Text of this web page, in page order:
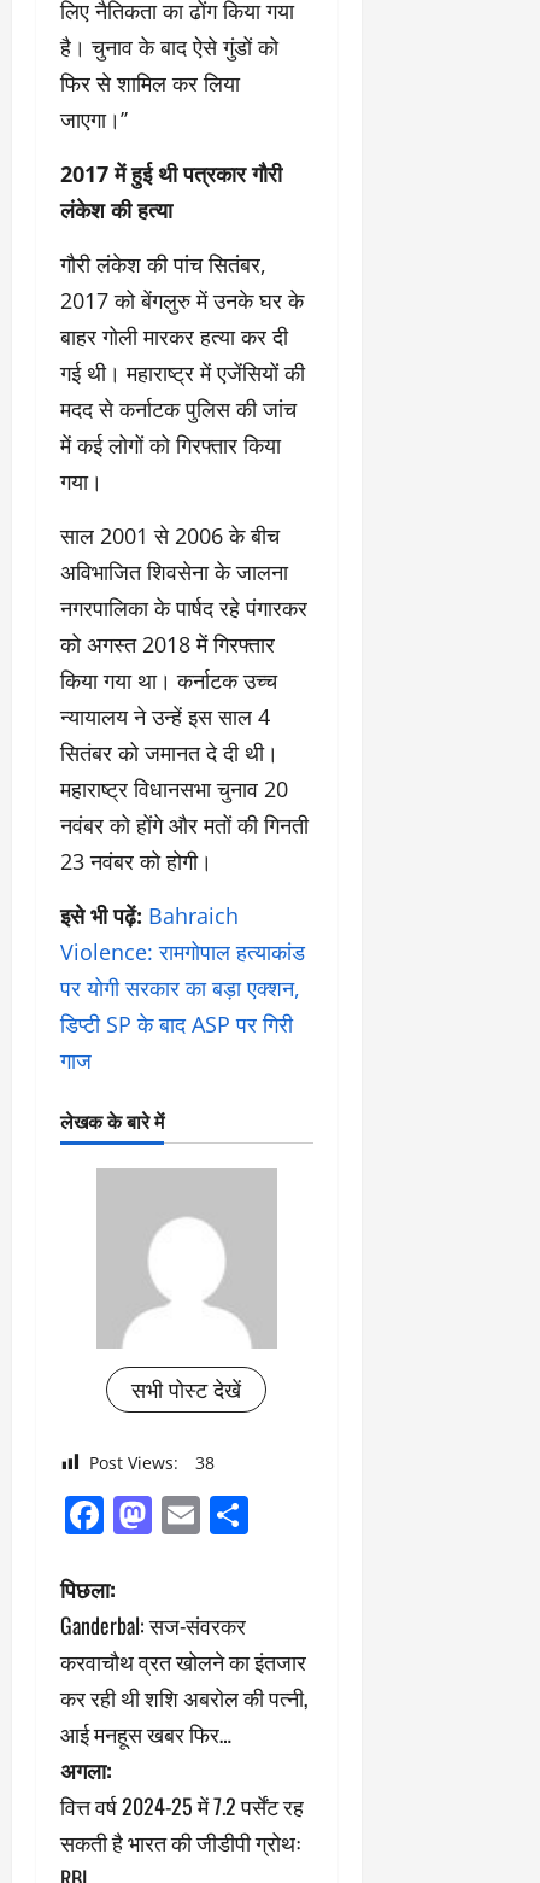
लिए नैतिकता का ढोंग किया गया
है। चुनाव के बाद ऐसे गुंडों को
फिर से शामिल कर लिया
जाएगा।’’
2017 में हुई थी पत्रकार गौरी
लंकेश की हत्या
गौरी लंकेश की पांच सितंबर,
2017 को बेंगलुरु में उनके घर के
बाहर गोली मारकर हत्या कर दी
गई थी। महाराष्ट्र में एजेंसियों की
मदद से कर्नाटक पुलिस की जांच
में कई लोगों को गिरफ्तार किया
गया।
साल 2001 से 2006 के बीच
अविभाजित शिवसेना के जालना
नगरपालिका के पार्षद रहे पंगारकर
को अगस्त 2018 में गिरफ्तार
किया गया था। कर्नाटक उच्च
न्यायालय ने उन्हें इस साल 4
सितंबर को जमानत दे दी थी।
महाराष्ट्र विधानसभा चुनाव 20
नवंबर को होंगे और मतों की गिनती
23 नवंबर को होगी।
इसे भी पढ़ें: Bahraich
Violence: रामगोपाल हत्याकांड
पर योगी सरकार का बड़ा एक्शन,
डिप्टी SP के बाद ASP पर गिरी
गाज
लेखक के बारे में
सभी पोस्ट देखें
Post Views: 38
Facebook
Mastodon
Email
पो
स्ट
ने
वि
गे
श
पिछला:
Ganderbal: सज-संवरकर
करवाचौथ व्रत खोलने का इंतजार
कर रही थी शशि अबरोल की पत्नी,
आई मनहूस खबर फिर…
अगला:
वित्त वर्ष 2024-25 में 7.2 पर्सेंट रह
सकती है भारत की जीडीपी ग्रोथः